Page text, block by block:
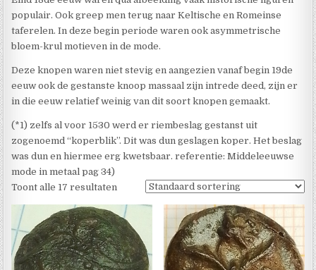
populair. Ook greep men terug naar Keltische en Romeinse
taferelen. In deze begin periode waren ook asymmetrische
bloem-krul motieven in de mode.
Deze knopen waren niet stevig en aangezien vanaf begin 19de
eeuw ook de gestanste knoop massaal zijn intrede deed, zijn er
in die eeuw relatief weinig van dit soort knopen gemaakt.
(*1) zelfs al voor 1530 werd er riembeslag gestanst uit
zogenoemd “koperblik”. Dit was dun geslagen koper. Het beslag
was dun en hiermee erg kwetsbaar. referentie: Middeleeuwse
mode in metaal pag 34)
Toont alle 17 resultaten